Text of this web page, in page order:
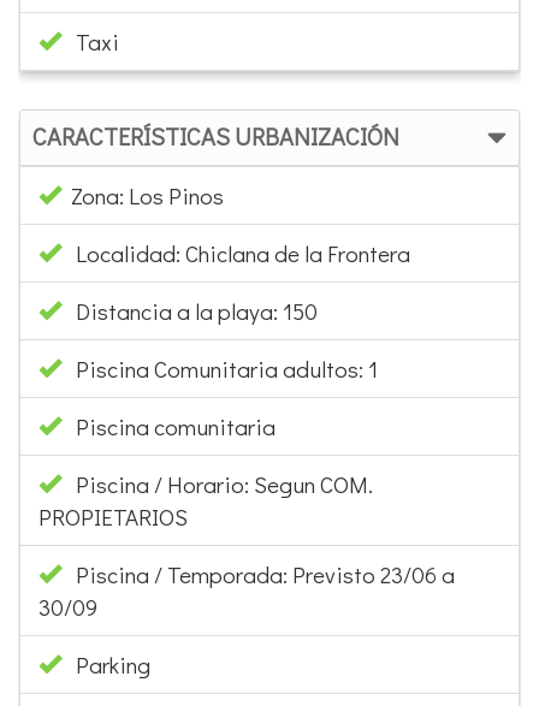
Taxi
CARACTERÍSTICAS URBANIZACIÓN
Zona: Los Pinos
Localidad: Chiclana de la Frontera
Distancia a la playa: 150
Piscina Comunitaria adultos: 1
Piscina comunitaria
Piscina / Horario: Segun COM.
PROPIETARIOS
Piscina / Temporada: Previsto 23/06 a
30/09
Parking